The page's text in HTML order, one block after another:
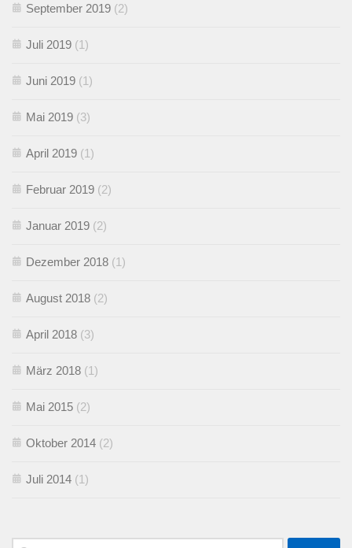
September 2019 (2)
Juli 2019 (1)
Juni 2019 (1)
Mai 2019 (3)
April 2019 (1)
Februar 2019 (2)
Januar 2019 (2)
Dezember 2018 (1)
August 2018 (2)
April 2018 (3)
März 2018 (1)
Mai 2015 (2)
Oktober 2014 (2)
Juli 2014 (1)